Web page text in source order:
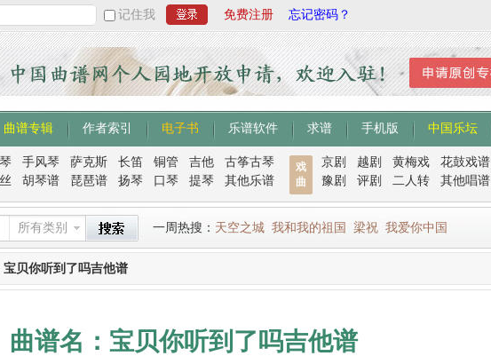
记住我 免费注册 忘记密码？
曲谱专辑 作者索引 电子书 乐谱软件 求谱 手机版 中国乐坛
手风琴 萨克斯 长笛 铜管 吉他
古筝古琴
胡琴谱 琵琶谱 扬琴 口琴 提琴 其他乐谱
戏
曲
京剧 越剧 黄梅戏
花鼓戏谱
豫剧
评剧 二人转 其他唱谱
所有类别 一周热搜： 天空之城 我和我的祖国 梁祝 我爱你中国
宝贝你听到了吗吉他谱
曲谱名：宝贝你听到了吗吉他谱